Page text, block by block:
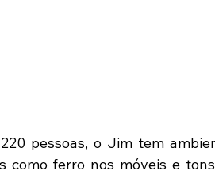
pessoas, o Jim tem
como ferro nos móveis e